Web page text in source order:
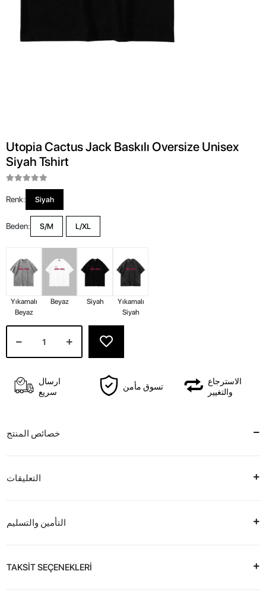
Utopia Cactus Jack Baskılı Oversize Unisex
Siyah Tshirt
Renk: Siyah
Beden: S/M L/XL
Yıkamalı
Beyaz
Beyaz Siyah
Yıkamalı
Siyah
ارسال
سريع
تسوق مأمن
الاسترجاع
والتغيير
خصائص المنتج
التعليقات
التأمين والتسليم
TAKSİT SEÇENEKLERİ